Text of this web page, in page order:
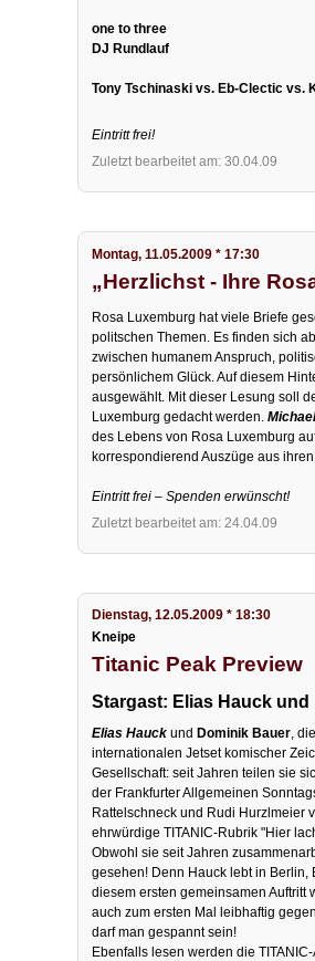
one to three
DJ Rundlauf
Tony Tschinaski vs. Eb-Clectic vs.
Eintritt frei!
Zuletzt bearbeitet am: 30.04.09
Montag, 11.05.2009 * 17:30
„Herzlichst - Ihre
Rosa Luxemburg hat viele Briefe
politschen Themen. Es finden sich
zwischen humanem Anspruch,
persönlichem Glück. Auf diesem
ausgewählt. Mit dieser Lesung soll
Luxemburg gedacht werden.
des Lebens von Rosa Luxemburg
korrespondierend Auszüge aus
Eintritt frei – Spenden erwünscht!
Zuletzt bearbeitet am: 24.04.09
Dienstag, 12.05.2009 * 18:30
Kneipe
Titanic Peak Preview
Stargast: Elias Hauck
Elias Hauck und Dominik Bauer,
internationalen Jetset komischer
Gesellschaft: seit Jahren teilen sie
der Frankfurter Allgemeinen
Rattelschneck und Rudi Hurzlmeier
ehrwürdige TITANIC-Rubrik "Hier
Obwohl sie seit Jahren
gesehen! Denn Hauck lebt in Berlin,
diesem ersten gemeinsamen Auftritt
auch zum ersten Mal leibhaftig
darf man gespannt sein!
Ebenfalls lesen werden die